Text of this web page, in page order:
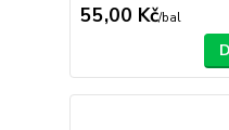
55,00 Kč/bal